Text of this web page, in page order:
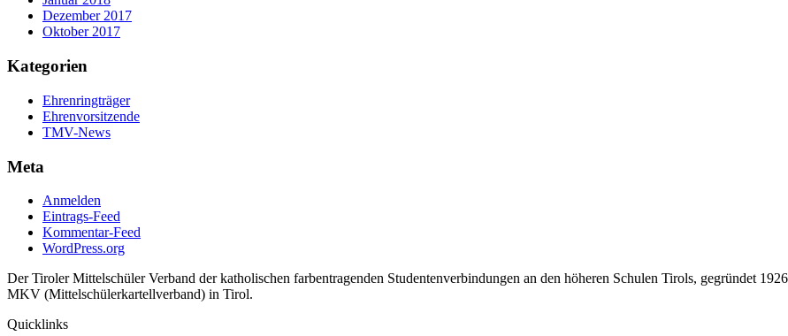
Dezember 2017
Oktober 2017
Kategorien
Ehrenringträger
Ehrenvorsitzende
TMV-News
Meta
Anmelden
Eintrags-Feed
Kommentar-Feed
WordPress.org
Der Tiroler Mittelschüler Verband der katholischen farbentragenden Studentenverbindungen an den höheren Schulen Tirols, gegründet
MKV (Mittelschülerkartellverband) in Tirol.
Quicklinks